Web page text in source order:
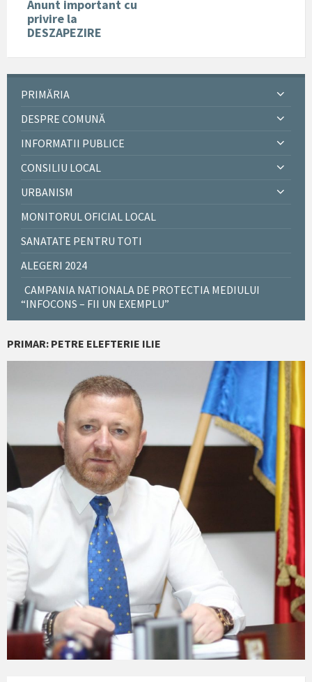
Anunt important cu
privire la
DESZAPEZIRE
PRIMĂRIA
DESPRE COMUNĂ
INFORMATII PUBLICE
CONSILIU LOCAL
URBANISM
MONITORUL OFICIAL LOCAL
SANATATE PENTRU TOTI
ALEGERI 2024
CAMPANIA NATIONALA DE PROTECTIA MEDIULUI
“INFOCONS – FII UN EXEMPLU”
PRIMAR: PETRE ELEFTERIE ILIE